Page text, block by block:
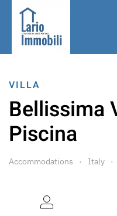
VILLA
Bellissima
Piscina
Accommodations Italy